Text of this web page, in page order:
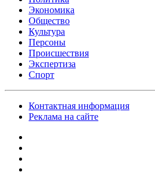
Экономика
Общество
Культура
Персоны
Происшествия
Экспертиза
Спорт
Контактная информация
Реклама на сайте